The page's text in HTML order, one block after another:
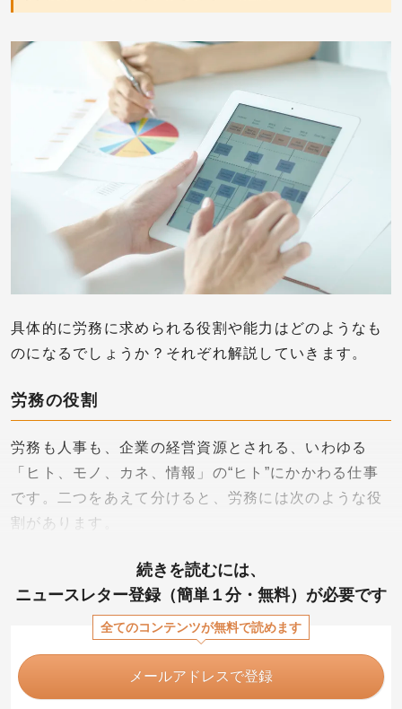
具体的に労務に求められる役割や能力はどのようなも
のになるでしょうか？それぞれ解説していきます。
労務の役割
労務も人事も、企業の経営資源とされる、いわゆる
「ヒト、モノ、カネ、情報」の“ヒト”にかかわる仕事
です。二つをあえて分けると、労務には次のような役
割があります。
続きを読むには、
ニュースレター登録（簡単１分・無料）が必要です
全てのコンテンツが無料で読めます
メールアドレスで登録